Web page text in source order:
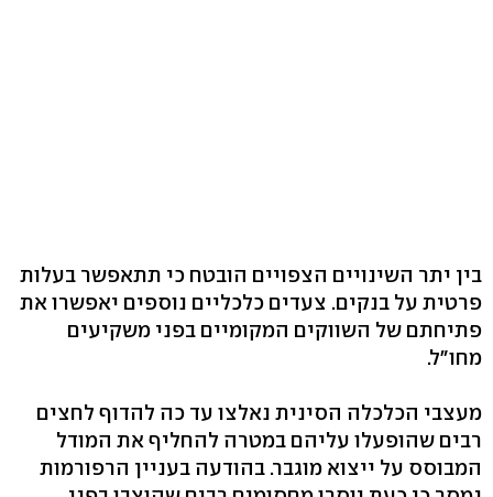
בין יתר השינויים הצפויים הובטח כי תתאפשר בעלות
פרטית על בנקים. צעדים כלכליים נוספים יאפשרו את
פתיחתם של השווקים המקומיים בפני משקיעים
מחו"ל.
מעצבי הכלכלה הסינית נאלצו עד כה להדוף לחצים
רבים שהופעלו עליהם במטרה להחליף את המודל
המבוסס על ייצוא מוגבר. בהודעה בעניין הרפורמות